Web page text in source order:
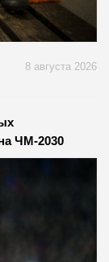
8 августа 2026
ЧМ-2030